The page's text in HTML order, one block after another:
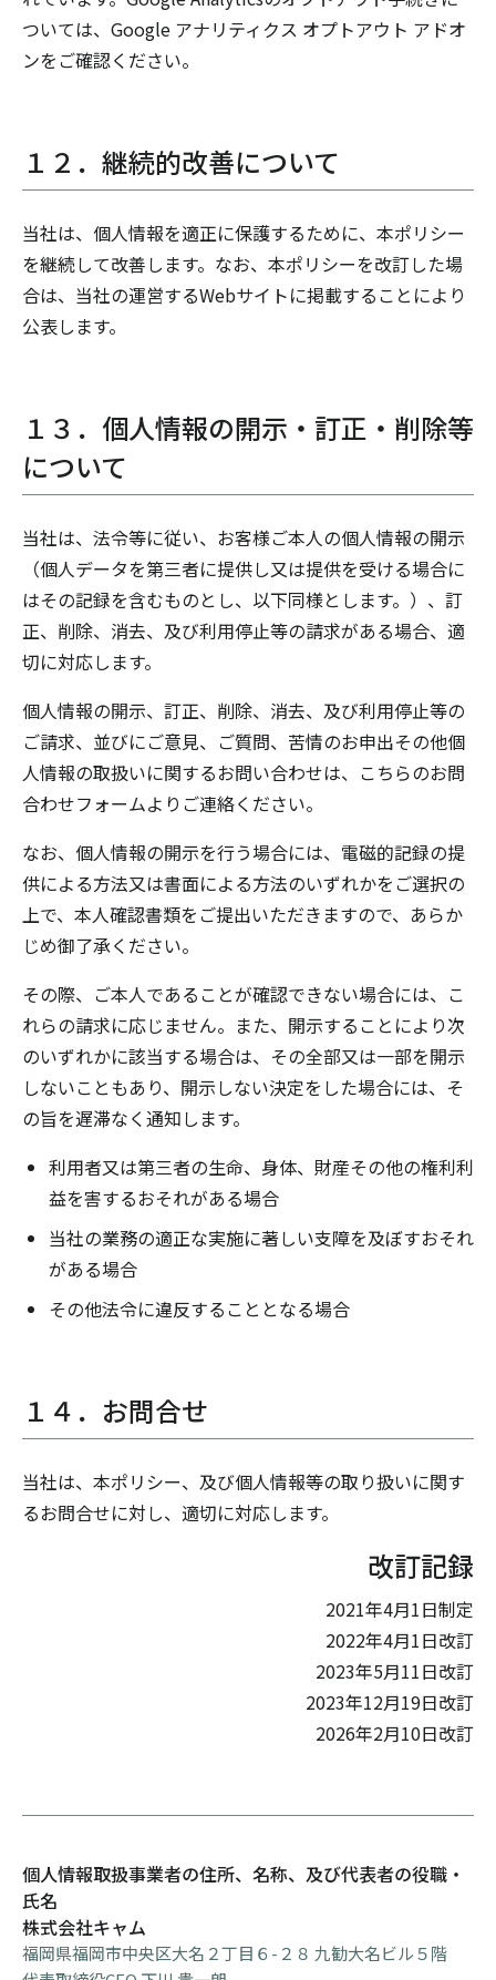
ついては、Google アナリティクス オプトアウト アドオ
ンをご確認ください。
１２．継続的改善について
当社は、個人情報を適正に保護するために、本ポリシー
を継続して改善します。なお、本ポリシーを改訂した場
合は、当社の運営するWebサイトに掲載することにより
公表します。
１３．個人情報の開示・訂正・削除等
について
当社は、法令等に従い、お客様ご本人の個人情報の開示
（個人データを第三者に提供し又は提供を受ける場合に
はその記録を含むものとし、以下同様とします。）、訂
正、削除、消去、及び利用停止等の請求がある場合、適
切に対応します。
個人情報の開示、訂正、削除、消去、及び利用停止等の
ご請求、並びにご意見、ご質問、苦情のお申出その他個
人情報の取扱いに関するお問い合わせは、こちらのお問
合わせフォームよりご連絡ください。
なお、個人情報の開示を行う場合には、電磁的記録の提
供による方法又は書面による方法のいずれかをご選択の
上で、本人確認書類をご提出いただきますので、あらか
じめ御了承ください。
その際、ご本人であることが確認できない場合には、こ
れらの請求に応じません。また、開示することにより次
のいずれかに該当する場合は、その全部又は一部を開示
しないこともあり、開示しない決定をした場合には、そ
の旨を遅滞なく通知します。
利用者又は第三者の生命、身体、財産その他の権利利
益を害するおそれがある場合
当社の業務の適正な実施に著しい支障を及ぼすおそれ
がある場合
その他法令に違反することとなる場合
１４．お問合せ
当社は、本ポリシー、及び個人情報等の取り扱いに関す
るお問合せに対し、適切に対応します。
改訂記録
2021年4月1日制定
2022年4月1日改訂
2023年5月11日改訂
2023年12月19日改訂
2026年2月10日改訂
個人情報取扱事業者の住所、名称、及び代表者の役職・
氏名
株式会社キャム
福岡県福岡市中央区大名２丁目６-２８ 九勧大名ビル５階